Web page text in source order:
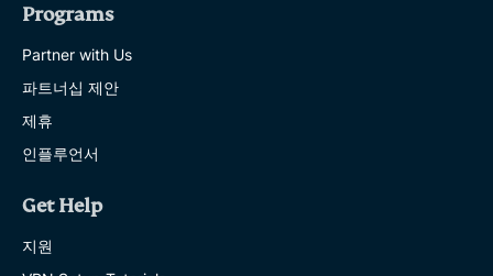
Programs
Partner with Us
파트너십 제안
제휴
인플루언서
Get Help
지원